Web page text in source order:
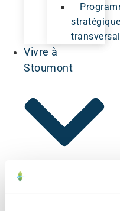
stratégique
transversal
Vivre à
Stoumont